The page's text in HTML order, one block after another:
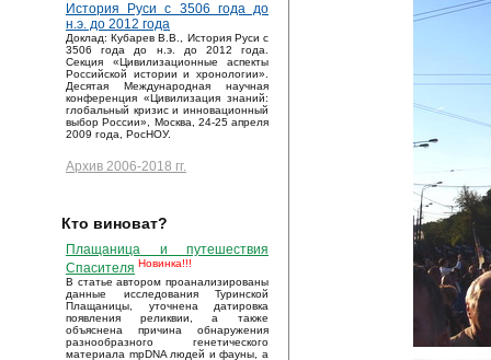
История Руси с 3506 года до
н.э. до 2012 года
Доклад: Кубарев В.В., История Руси с
3506 года до н.э. до 2012 года.
Секция «Цивилизационные аспекты
Российской истории и хронологии».
Десятая Международная научная
конференция «Цивилизация знаний:
глобальный кризис и инновационный
выбор России», Москва, 24-25 апреля
2009 года, РосНОУ.
Архив 2006-2018 гг.
Кто виноват?
Плащаница и путешествия
Спасителя Новинка!!!
В статье автором проанализированы
данные исследования Туринской
Плащаницы, уточнена датировка
появления реликвии, а также
объяснена причина обнаружения
разнообразного генетического
материала mpDNA людей и фауны, а